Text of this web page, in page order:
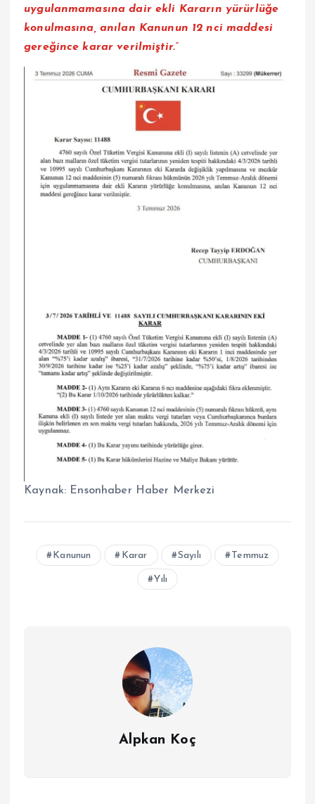
uygulanmamasına dair ekli Kararın yürürlüğe
konulmasına, anılan Kanunun 12 nci maddesi
gereğince karar verilmiştir.”
Kaynak: Ensonhaber Haber Merkezi
Kanunun Karar Sayılı Temmuz
Yılı
Alpkan Koç